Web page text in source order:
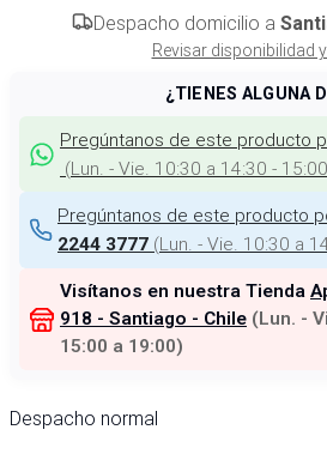
Despacho domicilio a
Revisar disponibilidad
¿TIENES ALGUNA
Pregúntanos de este producto
(Lun. - Vie. 10:30 a 14:30 -
Pregúntanos de este producto
2244 3777 (Lun. - Vie. 10:30 a
Visítanos en nuestra Tienda
918 - Santiago - Chile (Lun. -
15:00 a 19:00)
Despacho normal